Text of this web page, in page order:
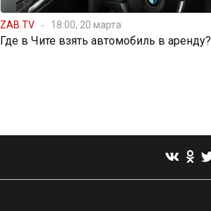
ZAB.TV 18:00, 20 марта
Где в Чите взять автомобиль в аренду?